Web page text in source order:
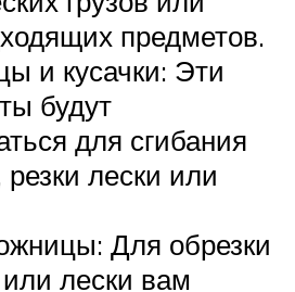
предметов.
и кусачки: Эти
будут
для сгибания
резки лески или
Для обрезки
лески вам